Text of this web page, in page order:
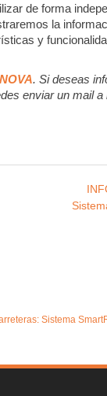
de forma
la
y
. Si deseas
enviar un mail a
Sistema